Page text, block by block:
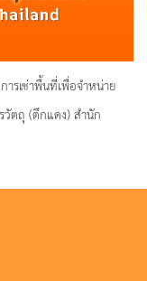
รเช่าพื้นที่เพื่อจำหน่าย
วัตถุ (ตึกแดง) สำนัก